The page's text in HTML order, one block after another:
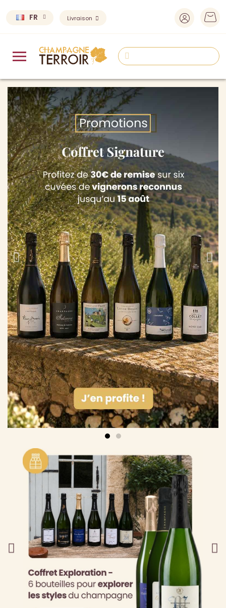
FR Livraison